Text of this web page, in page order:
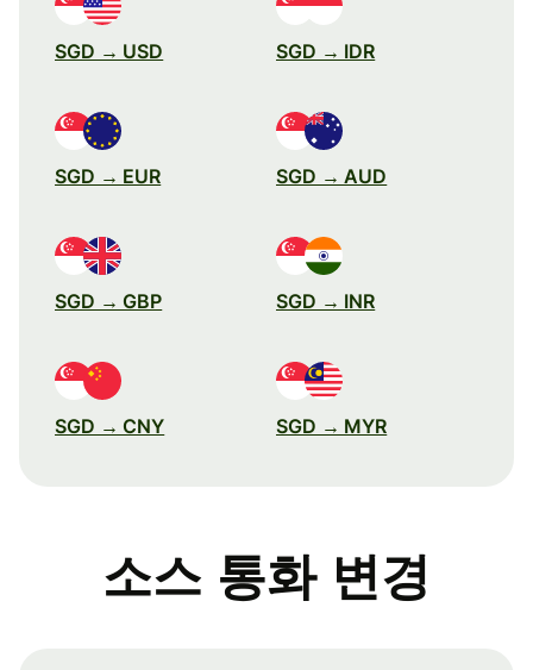
SGD → USD SGD → IDR
SGD → EUR SGD → AUD
SGD → GBP SGD → INR
SGD → CNY SGD → MYR
소스 통화 변경